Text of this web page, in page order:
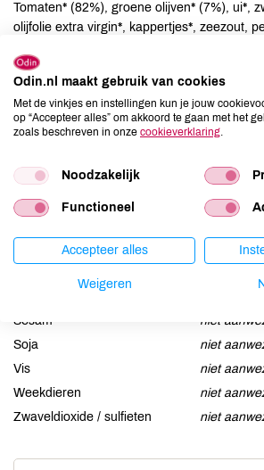
Tomaten* (82%), groene olijven* (7%), ui*,
olijfolie extra virgin*, kappertjes*, zeezout,
Allergenen
Aardnoten
niet
Ei
niet
Lactose
niet
Lupine
niet
niet
Schaaldieren
niet
Sesam
niet
Soja
niet
Vis
niet
Weekdieren
niet
Zwaveldioxide / sulfieten
niet
Odin.nl maakt gebruik van cookies
Met de vinkjes en instellingen kun je jouw
op “Accepteer alles” om akkoord te gaan met het
zoals beschreven in onze cookieverklaring
Noodzakelijk
Functioneel
Accepteer alles
Weigeren